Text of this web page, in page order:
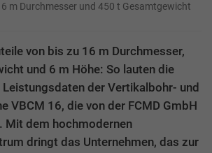
m Durchmesser und 450 t Gesamtgewicht
von bis zu 16 m Durchmesser,
und 6 m Höhe: So lauten die
Leistungsdaten der Vertikalbohr- und
VBCM 16, die von der FCMD GmbH
Mit dem hochmodernen
dringt das Unternehmen, das zur